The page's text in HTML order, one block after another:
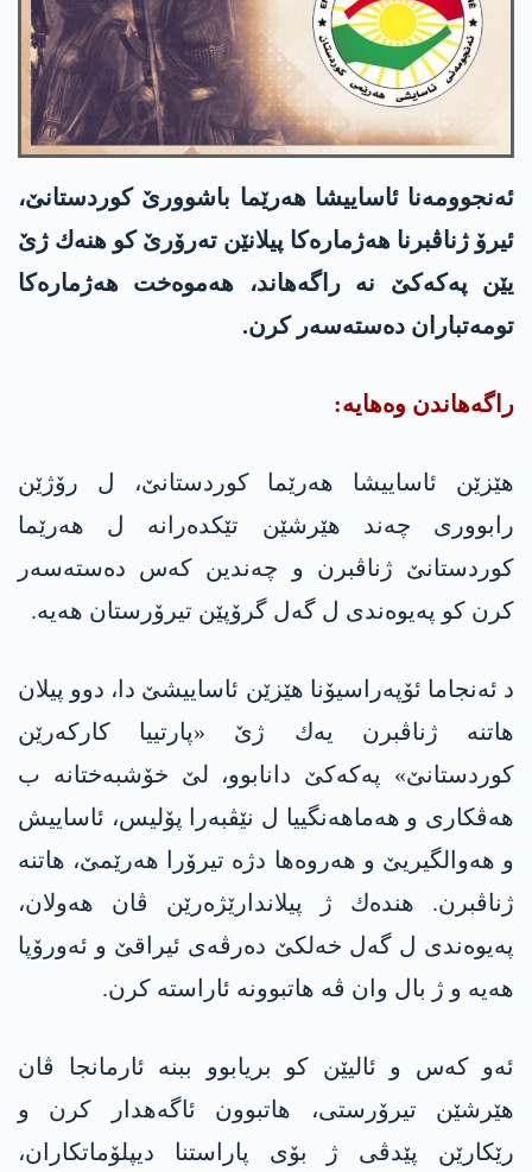
ئه‌نجوومه‌نا ئاساییشا هه‌رێما باشوورێ كوردستانێ،
ئیرۆ ژناڤبرنا هه‌ژماره‌كا پیلانێن ته‌رۆرێ كو هنه‌ك ژێ
یێن په‌كه‌كێ نه‌ راگه‌هاند، هه‌موه‌خت هه‌ژماره‌كا
تومه‌تباران ده‌سته‌سه‌ر كرن.
راگه‌هاندن وه‌هایه‌:
هێزێن ئاساییشا هه‌رێما كوردستانێ، ل رۆژێن
رابووری چه‌ند هێرشێن تێكده‌رانه‌ ل هه‌رێما
كوردستانێ ژناڤبرن و چه‌ندین كه‌س ده‌سته‌سه‌ر
كرن كو په‌یوه‌ندی ل گه‌ل گرۆپێن تیرۆرستان هه‌یه‌.
د ئه‌نجاما ئۆپه‌راسیۆنا هێزێن ئاساییشێ دا، دوو پیلان
هاتنه‌ ژناڤبرن یه‌ك ژێ «پارتییا كاركه‌رێن
كوردستانێ» په‌كه‌كێ دانابوو، لێ خۆشبه‌ختانه‌ ب
هه‌ڤكاری و هه‌ماهه‌نگییا ل نێڤبه‌را پۆلیس، ئاساییش
و هه‌والگیریێ و هه‌روه‌ها دژه‌ تیرۆرا هه‌رێمێ، هاتنه‌
ژناڤبرن. هنده‌ك ژ پیلاندارێژه‌رێن ڤان هه‌ولان،
په‌یوه‌ندی ل گه‌ل خه‌لكێ ده‌رڤه‌ی ئیراقێ و ئه‌ورۆپا
هه‌یه‌ و ژ بال وان ڤه‌ هاتبوونه‌ ئاراسته‌ كرن.
ئه‌و كه‌س و ئالیێن كو بریابوو ببنه‌ ئارمانجا ڤان
هێرشێن تیرۆرستی، هاتبوون ئاگه‌هدار كرن و
رێكارێن پێدڤی ژ بۆی پاراستنا دیپلۆماتكاران،